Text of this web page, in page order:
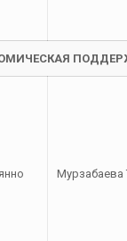
Мурзабаева